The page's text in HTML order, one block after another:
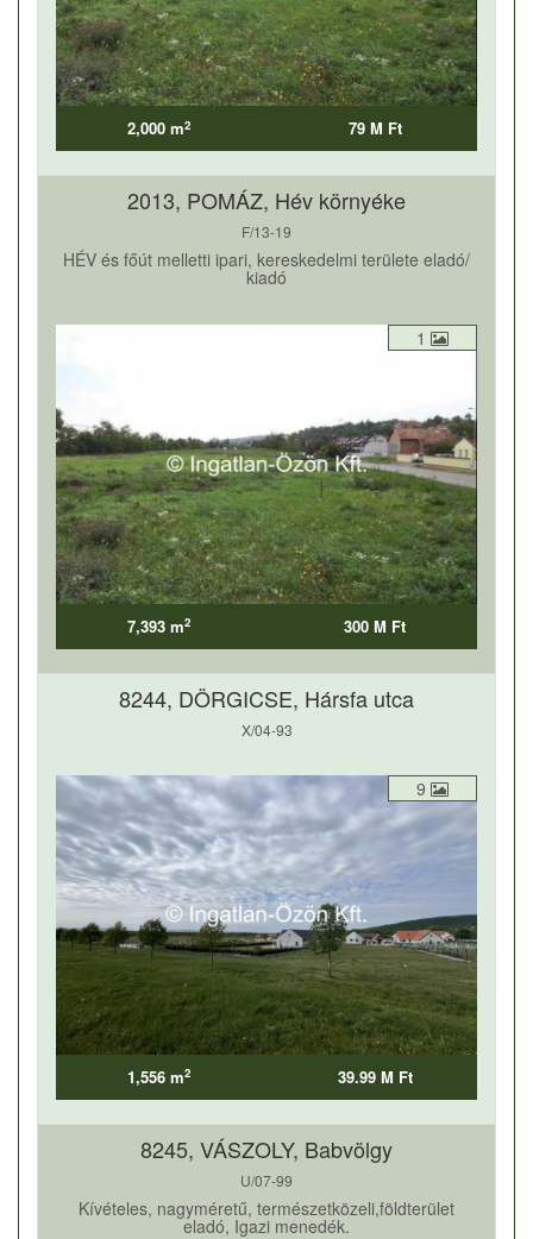
2,000 m2 79 M Ft
2013, POMÁZ, Hév környéke
F/13-19
HÉV és főút melletti ipari, kereskedelmi területe eladó/
kiadó
1
7,393 m2 300 M Ft
8244, DÖRGICSE, Hársfa utca
X/04-93
9
1,556 m2 39.99 M Ft
8245, VÁSZOLY, Babvölgy
U/07-99
Kívételes, nagyméretű, természetközeli,földterület
eladó, Igazi menedék.